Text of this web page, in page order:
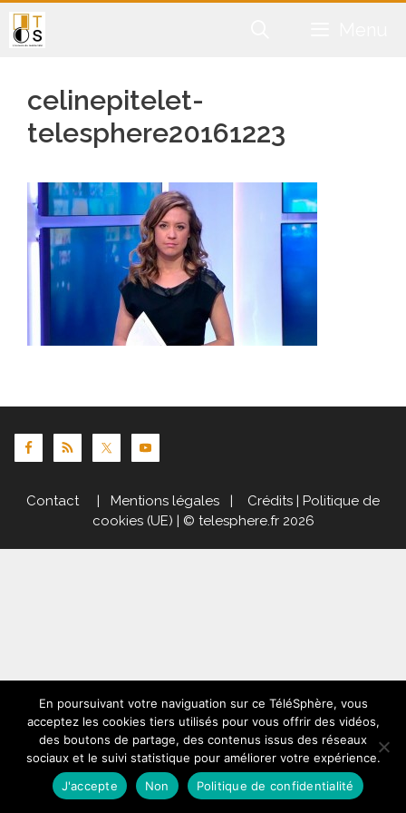
Aller
au
celinepitelet-
telesphere20161223
Contact| Mentions légales | Crédits | Politique de
cookies (UE) | © telesphere.fr 2026
En poursuivant votre naviguation sur ce TéléSphère, vous
acceptez les cookies tiers utilisés pour vous offrir des vidéos,
des boutons de partage, des contenus issus des réseaux
sociaux et le suivi statistique pour améliorer votre expérience.
J'accepte
Non Politique de confidentialité